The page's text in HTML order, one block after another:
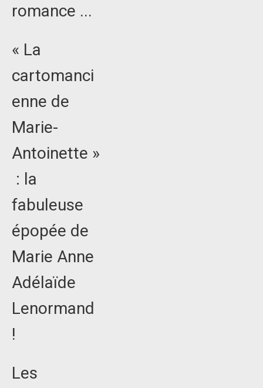
romance ...
« La
cartomanci
enne de
Marie-
Antoinette »
: la
fabuleuse
épopée de
Marie Anne
Adélaïde
Lenormand
!
Les